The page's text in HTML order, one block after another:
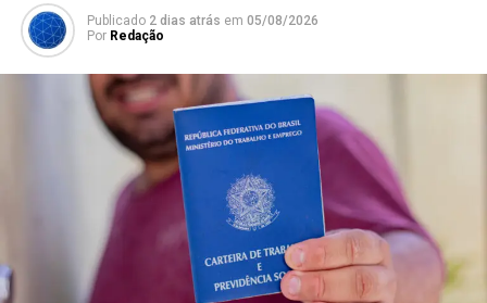
Publicado 2 dias atrás em 05/08/2026
Por Redação